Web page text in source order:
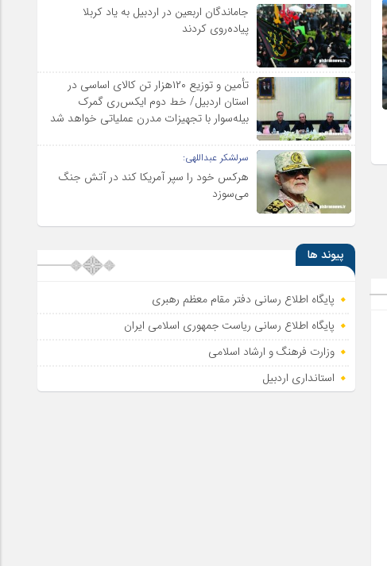
جاماندگان اربعین در اردبیل به یاد کربلا
پیاده‌روی کردند
تأمین و توزیع ۱۲۰هزار تن کالای اساسی در
استان اردبیل/ خط دوم ایکس‌ری گمرک
بیله‌سوار با تجهیزات مدرن عملیاتی خواهد شد
سرلشکر عبداللهی:
هرکس خود را سپر آمریکا کند در آتش جنگ
می‌سوزد
پیوند ها
پایگاه اطلاع رسانی دفتر مقام معظم رهبری
پایگاه اطلاع‌ رسانی ریاست‌ جمهوری اسلامی ایران
وزارت فرهنگ و ارشاد اسلامی
استانداری اردبیل